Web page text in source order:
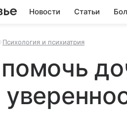
Новости Статьи
Психология и психиатрия